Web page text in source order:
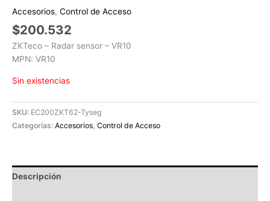
Accesorios, Control de Acceso
$200.532
ZKTeco – Radar sensor – VR10
MPN: VR10
Sin existencias
SKU: EC200ZKT62-Tyseg
Categorías: Accesorios, Control de Acceso
Descripción